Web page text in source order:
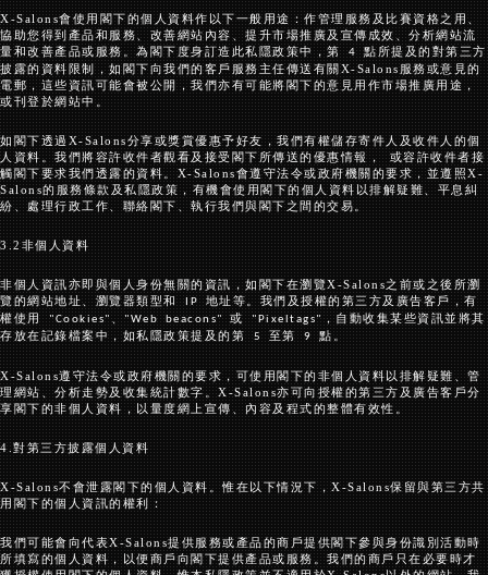
X-Salons會使用閣下的個人資料作以下一般用途：作管理服務及比賽資格之用、
協助您得到產品和服務、改善網站內容、提升市場推廣及宣傳成效、分析網站流
量和改善產品或服務。為閣下度身訂造此私隱政策中，第4點所提及的對第三方
披露的資料限制，如閣下向我們的客戶服務主任傳送有關X-Salons服務或意見的
電郵，這些資訊可能會被公開，我們亦有可能將閣下的意見用作市場推廣用途，
或刊登於網站中。
如閣下透過X-Salons分享或獎賞優惠予好友，我們有權儲存寄件人及收件人的個
人資料。我們將容許收件者觀看及接受閣下所傳送的優惠情報， 或容許收件者接
觸閣下要求我們透露的資料。X-Salons會遵守法令或政府機關的要求，並遵照X-
Salons的服務條款及私隱政策，有機會使用閣下的個人資料以排解疑難、平息糾
紛、處理行政工作、聯絡閣下、執行我們與閣下之間的交易。
3.2非個人資料
非個人資訊亦即與個人身份無關的資訊，如閣下在瀏覽X-Salons之前或之後所瀏
覽的網站地址、瀏覽器類型和 IP地址等。我們及授權的第三方及廣告客戶，有
權使用"Cookies"、"Web beacons"或"Pixeltags"，自動收集某些資訊並將其
存放在記錄檔案中，如私隱政策提及的第5至第9點。
X-Salons遵守法令或政府機關的要求，可使用閣下的非個人資料以排解疑難、管
理網站、分析走勢及收集統計數字。X-Salons亦可向授權的第三方及廣告客戶分
享閣下的非個人資料，以量度網上宣傳、內容及程式的整體有效性。
4.對第三方披露個人資料
X-Salons不會泄露閣下的個人資料。惟在以下情況下，X-Salons保留與第三方共
用閣下的個人資訊的權利：
我們可能會向代表X-Salons提供服務或產品的商戶提供閣下參與身份識別活動時
所填寫的個人資料，以便商戶向閣下提供產品或服務。我們的商戶只在必要時才